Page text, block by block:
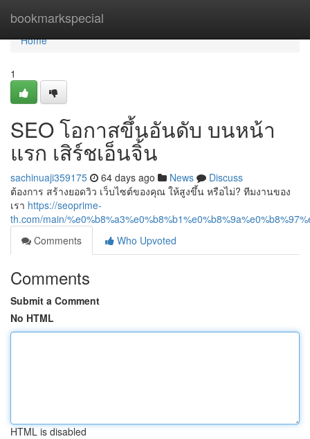
bookmarkspecial
Home
Home
1
SEO โอกาสขึ้นอันดับ บนหน้า
แรก เสิร์ชเอ็นจิ้น
sachinuaji359175 64 days ago News
Discuss
ต้องการ สร้างยอดวิว เว็บไซต์ของคุณ ให้สูงขึ้น หรือไม่? ทีมงานของ
เรา https://seoprime-
th.com/main/
Comments
Who Upvoted
Comments
Submit a Comment
No HTML
HTML is disabled